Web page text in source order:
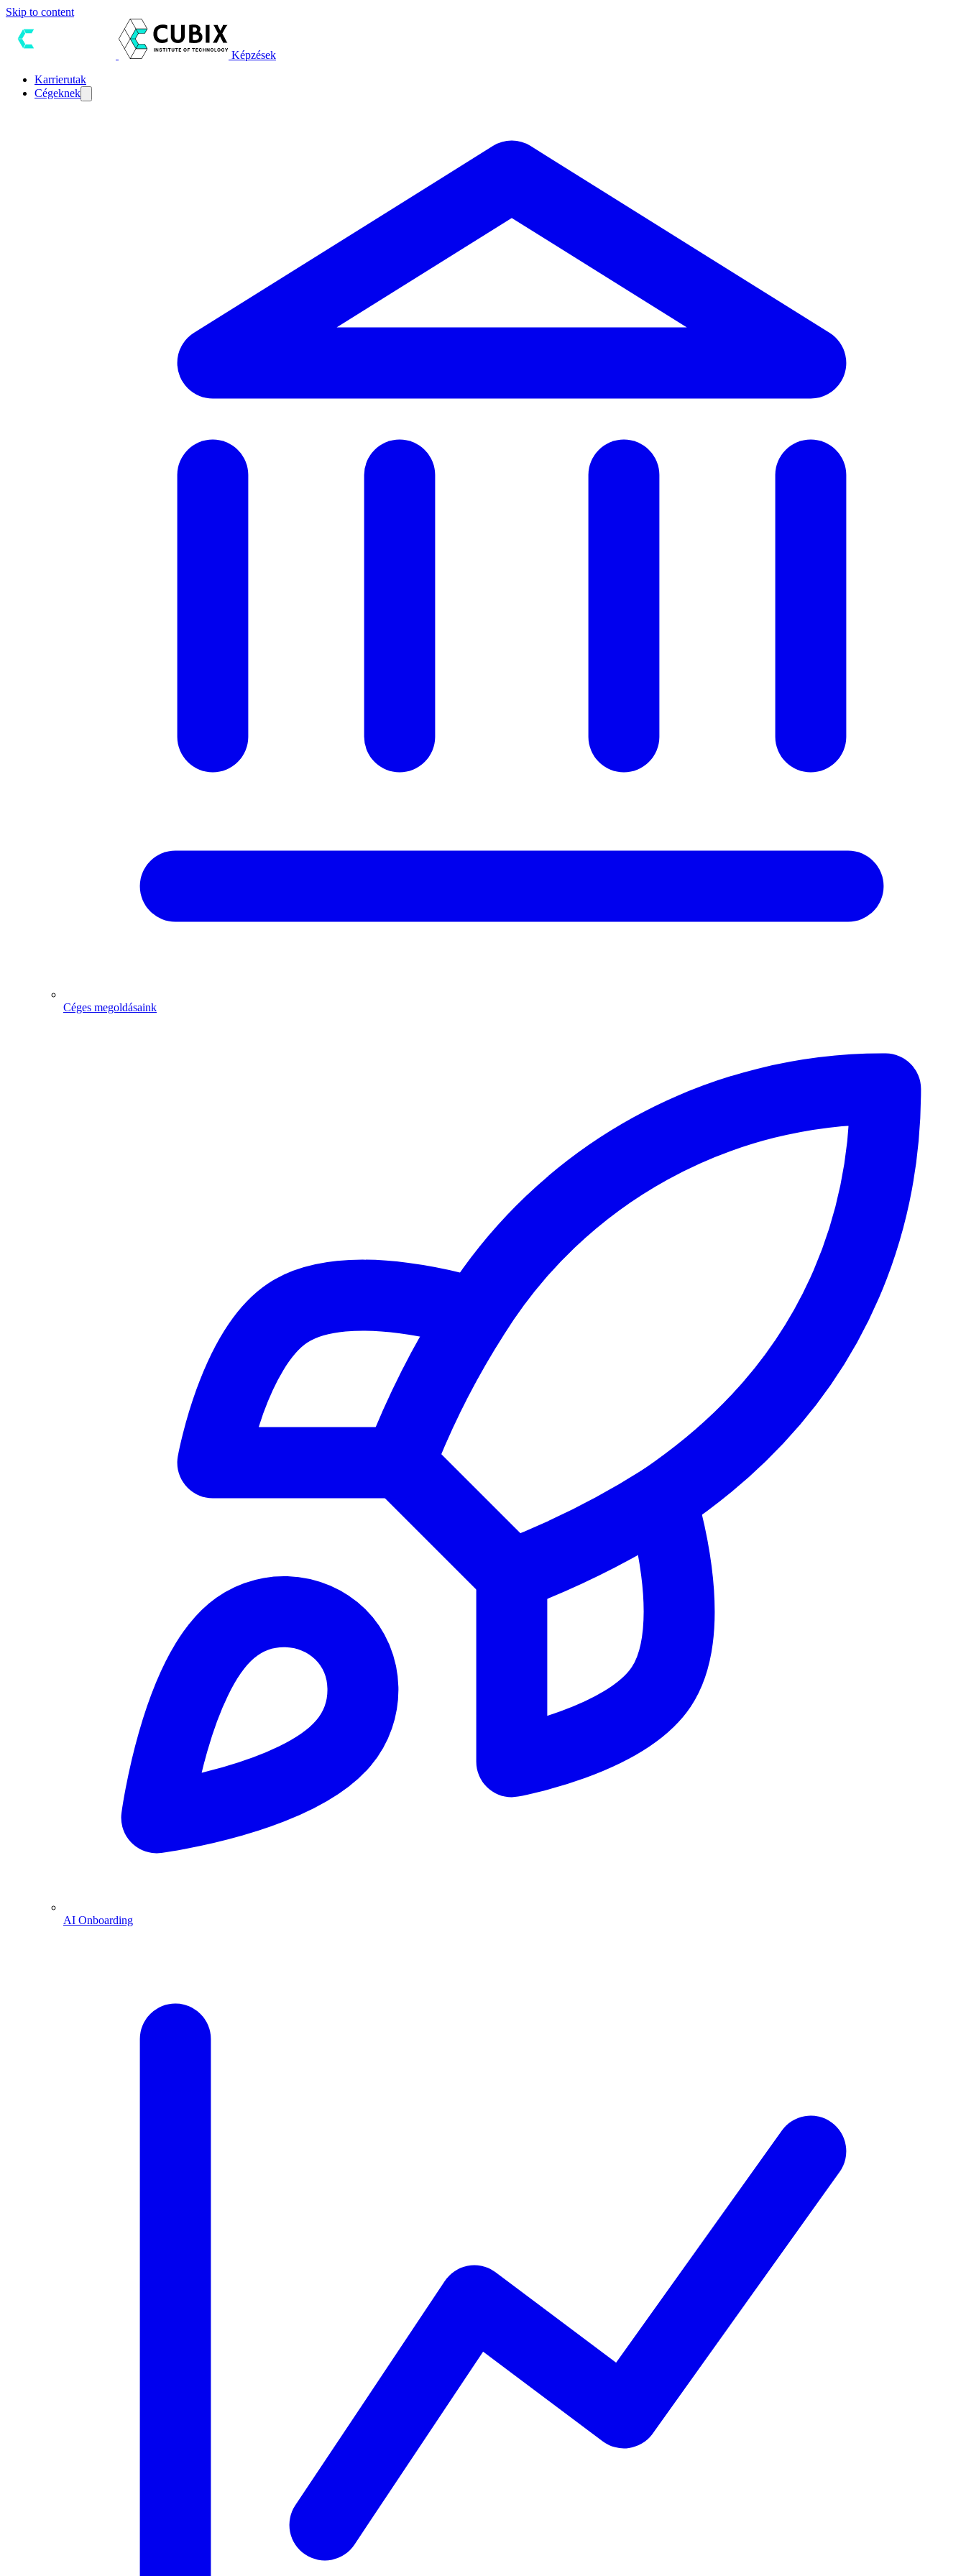
Skip to content
Képzések
Karrierutak
Cégeknek
Céges megoldásaink
AI Onboarding